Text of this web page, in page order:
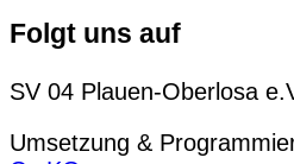
Folgt uns auf
SV 04 Plauen-Oberlosa
Umsetzung &